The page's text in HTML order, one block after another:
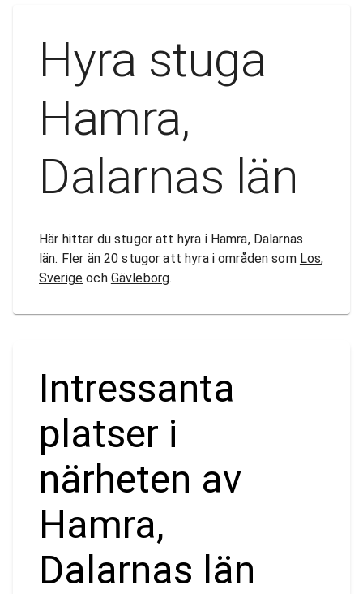
Hyra stuga
Hamra,
Dalarnas län
Här hittar du stugor att hyra i Hamra, Dalarnas
län. Fler än 20 stugor att hyra i områden som Los,
Sverige och Gävleborg.
Intressanta
platser i
närheten av
Hamra,
Dalarnas län